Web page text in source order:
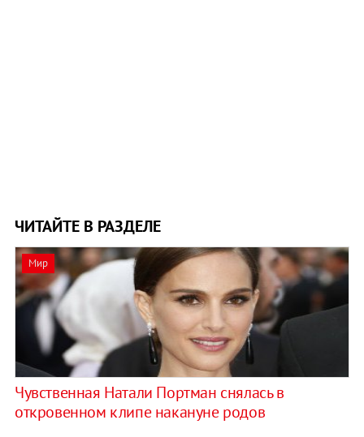
ЧИТАЙТЕ В РАЗДЕЛЕ
Мир
Чувственная Натали Портман снялась в
откровенном клипе накануне родов